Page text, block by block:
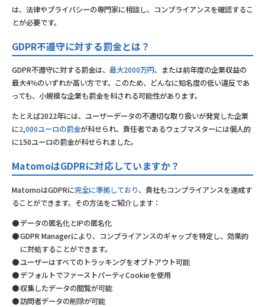
は、法律やプライバシーの専門家に相談し、コンプライアンスを確認するこ
とが必要です。
GDPR不遵守に対する罰金とは？
GDPR不遵守に対する罰金は、 最大2000万円、または前年度の企業収益の
最大4％のいずれか高い方です。このため、どんなに知名度の低い違反であ
っても、小規模な企業も罰金を科される可能性があります。
たとえば2022年には、ユーザーデータの不適切な取り扱いが発覚した企業
に2,000ユーロの罰金が科せられ、責任者であるウェブマスターには個人的
に150ユーロの罰金が科せられました。
MatomoはGDPRに対応していますか？
MatomoはGDPRに完全に準拠しており、貴社もコンプライアンスを達成す
ることができます。その方法をご紹介します：
データの匿名化とIPの匿名化
GDPR Managerにより、コンプライアンスのギャップを特定し、効果的
に対処することができます。
ユーザーはすべてのトラッキングをオプトアウト可能
デフォルトでファーストパーティCookieを使用
収集したデータの閲覧が可能
訪問者データの削除が可能